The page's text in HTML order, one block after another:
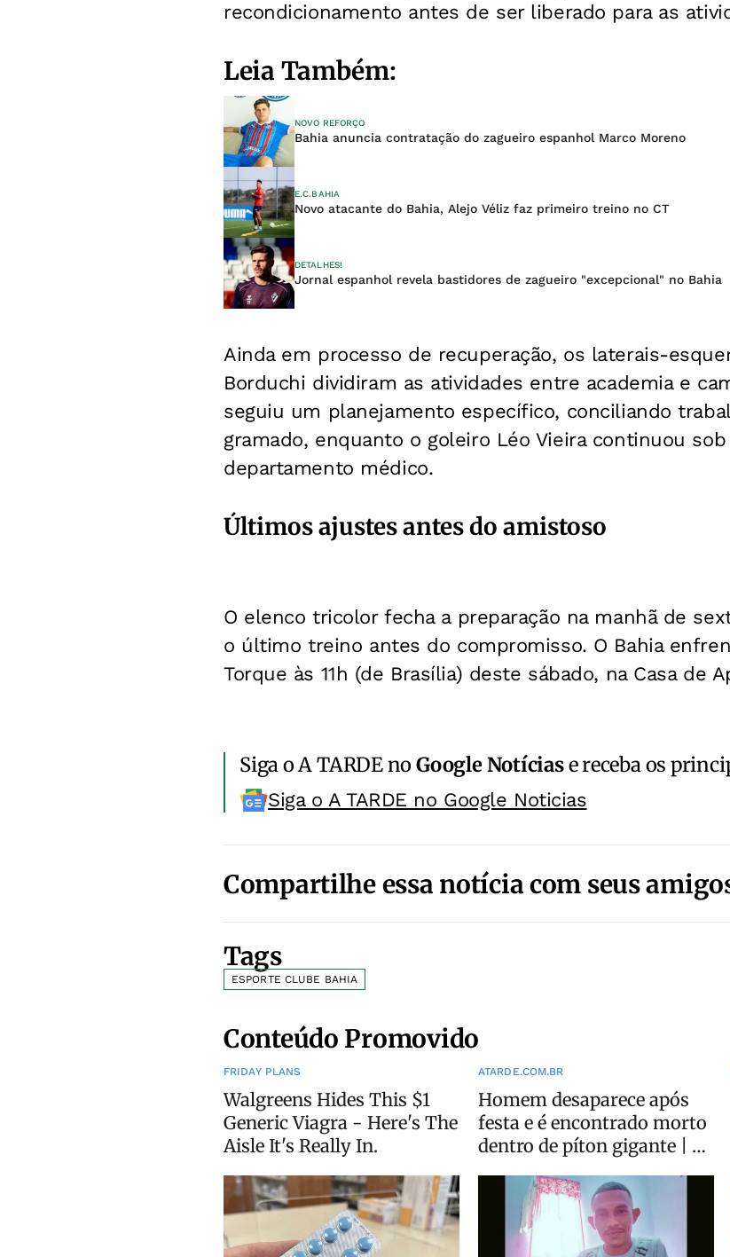
recondicionamento antes de ser liberado para as
Leia Também:
NOVO REFORÇO
Bahia anuncia contratação do zagueiro espanhol Marco Moreno
E.C.BAHIA
Novo atacante do Bahia, Alejo Véliz faz primeiro treino no CT
DETALHES!
Jornal espanhol revela bastidores de zagueiro "excepcional" no Bahia
Ainda em processo de recuperação, os laterais-
Borduchi dividiram as atividades entre academia e
seguiu um planejamento específico, conciliando
gramado, enquanto o goleiro Léo Vieira continuou
departamento médico.
Últimos ajustes antes do amistoso
O elenco tricolor fecha a preparação na manhã de
o último treino antes do compromisso. O Bahia
Torque às 11h (de Brasília) deste sábado, na Casa de
Siga o A TARDE noGoogle Notíciase receba os
Siga o A TARDE no Google Noticias
Compartilhe essa notícia com seus
Tags
ESPORTE CLUBE BAHIA